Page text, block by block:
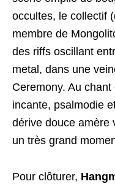
occultes, le collectif
membre de
des riffs oscillant
metal, dans une
Ceremony. Au
incante, psalmodie
dérive douce amère
un très grand
Pour clôturer,